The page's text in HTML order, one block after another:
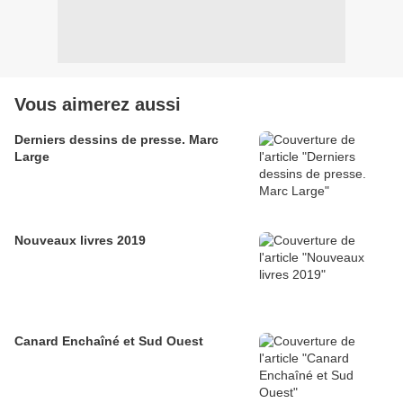
Vous aimerez aussi
Derniers dessins de presse. Marc
Large
Nouveaux livres 2019
Canard Enchaîné et Sud Ouest